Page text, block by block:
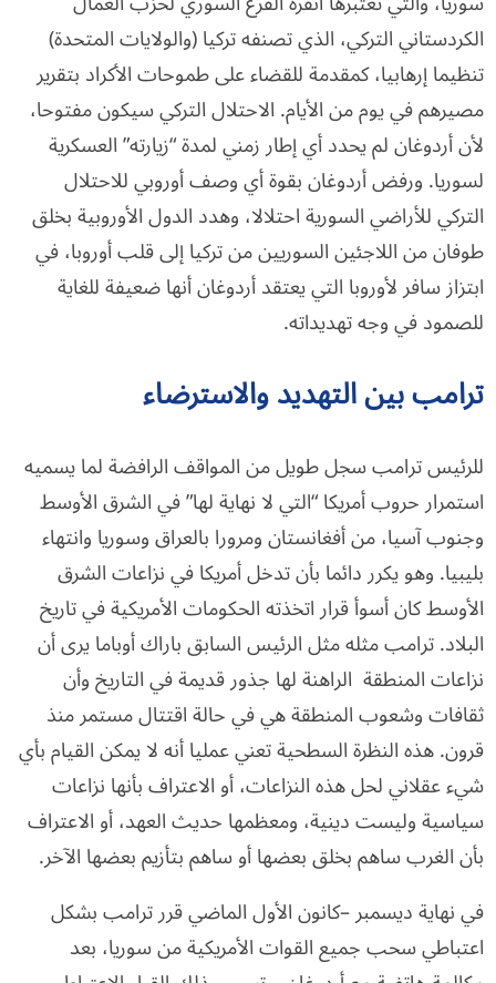
الكردستاني التركي، الذي تصنفه تركيا (والولايات المتحدة)
تنظيما إرهابيا، كمقدمة للقضاء على طموحات الأكراد بتقرير
مصيرهم في يوم من الأيام. الاحتلال التركي سيكون مفتوحا،
لأن أردوغان لم يحدد أي إطار زمني لمدة “زيارته” العسكرية
لسوريا. ورفض أردوغان بقوة أي وصف أوروبي للاحتلال
التركي للأراضي السورية احتلالا، وهدد الدول الأوروبية بخلق
طوفان من اللاجئين السوريين من تركيا إلى قلب أوروبا، في
ابتزاز سافر لأوروبا التي يعتقد أردوغان أنها ضعيفة للغاية
للصمود في وجه تهديداته.
ترامب بين التهديد والاسترضاء
للرئيس ترامب سجل طويل من المواقف الرافضة لما يسميه
استمرار حروب أمريكا “التي لا نهاية لها” في الشرق الأوسط
وجنوب آسيا، من أفغانستان ومرورا بالعراق وسوريا وانتهاء
بليبيا. وهو يكرر دائما بأن تدخل أمريكا في نزاعات الشرق
الأوسط كان أسوأ قرار اتخذته الحكومات الأمريكية في تاريخ
البلاد. ترامب مثله مثل الرئيس السابق باراك أوباما يرى أن
نزاعات المنطقة الراهنة لها جذور قديمة في التاريخ وأن
ثقافات وشعوب المنطقة هي في حالة اقتتال مستمر منذ
قرون. هذه النظرة السطحية تعني عمليا أنه لا يمكن القيام بأي
شيء عقلاني لحل هذه النزاعات، أو الاعتراف بأنها نزاعات
سياسية وليست دينية، ومعظمها حديث العهد، أو الاعتراف
بأن الغرب ساهم بخلق بعضها أو ساهم بتأزيم بعضها الآخر.
في نهاية ديسمبر –كانون الأول الماضي قرر ترامب بشكل
اعتباطي سحب جميع القوات الأمريكية من سوريا، بعد